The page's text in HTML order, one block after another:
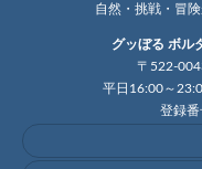
自然・挑戦・冒
グッぼる ボル
〒522-
平日16:00～
登録